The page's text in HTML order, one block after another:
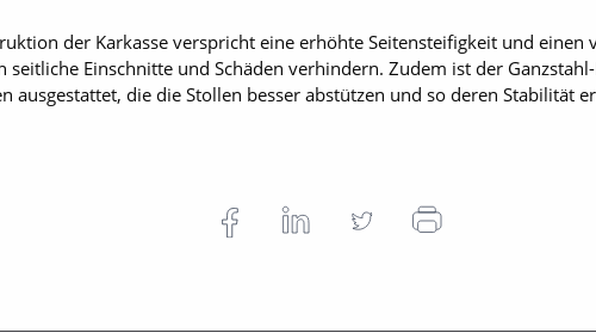
der Karkasse verspricht eine erhöhte Seitensteifigkeit und
seitliche Einschnitte und Schäden verhindern. Zudem ist der
ausgestattet, die die Stollen besser abstützen und so deren Stabilität